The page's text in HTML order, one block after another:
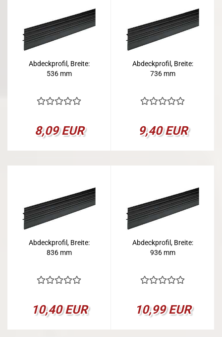
Abdeckprofil, Breite:
536 mm
8,09 EUR
Abdeckprofil, Breite:
736 mm
9,40 EUR
Abdeckprofil, Breite:
836 mm
10,40 EUR
Abdeckprofil, Breite:
936 mm
10,99 EUR